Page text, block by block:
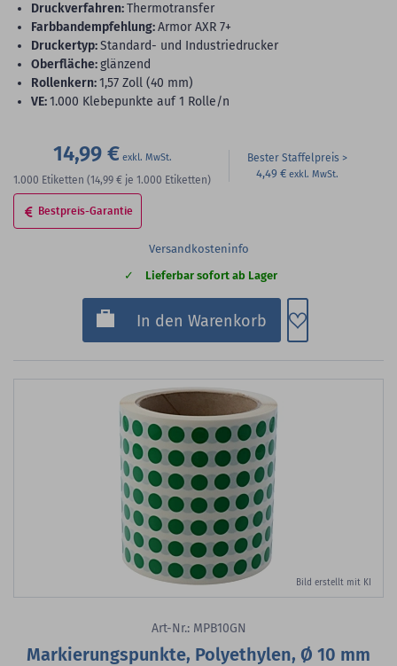
Druckverfahren:Thermotransfer
Farbbandempfehlung:Armor AXR 7+
Druckertyp:Standard- und Industriedrucker
Oberfläche:glänzend
Rollenkern:1,57 Zoll (40 mm)
VE:1.000 Klebepunkte auf 1 Rolle/n
14,99 €
1.000 Etiketten (14,99 € je 1.000 Etiketten)
Bester Staffelpreis
4,49 €
Bestpreis-Garantie
Versandkosteninfo
Lieferbar sofort ab Lager
In den Warenkorb Zum
Bild erstellt mit KI
Art-Nr.: MPB10GN
Markierungspunkte, Polyethylen, Ø 10 mm